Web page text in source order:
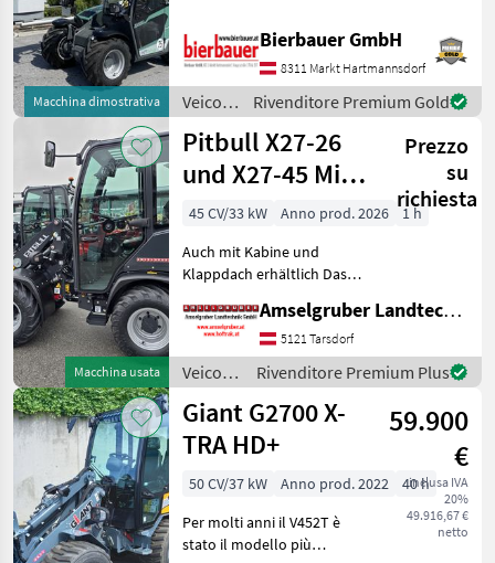
Macchina dimostrativa
KT144e. Mit seinen 38 PS
und dem Baujahr 2023
verfügt er über keinerlei
Betriebsstunden. Zur
Bierbauer GmbH
8311 Markt Hartmannsdorf
Veicoli
agricoli
a
motore
/
Kramer
Rivenditore Premium Gold
Macchina usata
Pitbull X27-26
und X27-45 Mit
Kabine
Prezzo
su
richiesta
45 CV/33 kW Anno prod. 2026
1 h
Auch mit Kabine und
Klappdach erhältlich Das
Neu im Generalvertrieb von
Amselgruber Landtechnik!
Neben unseren bekannten
Fuchs Hofladern,
Amselgruber Landtechnik GmbH
5121 Tarsdorf
Veicoli
agricoli
a
motore
/ Pitbull
Rivenditore Premium Plus
Giant G2700 X-
TRA HD+
59.900
€
inclusa IVA
20%
49.916,67 €
netto
50 CV/37 kW Anno prod. 2022
40 h
Per molti anni il V452T è
stato il modello più